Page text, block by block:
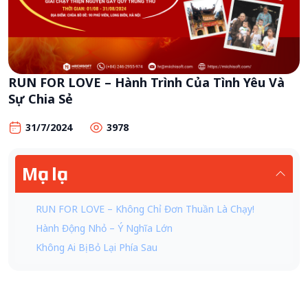
RUN FOR LOVE – Hành Trình Của Tình Yêu Và
Sự Chia Sẻ
31/7/2024 3978
Mục lục
RUN FOR LOVE – Không Chỉ Đơn Thuần Là Chạy!
Hành Động Nhỏ – Ý Nghĩa Lớn
Không Ai Bị Bỏ Lại Phía Sau